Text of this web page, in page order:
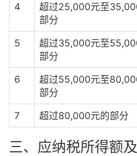
4
超过25,000元至
部分
5
超过35,000元至
部分
6
超过55,000元至
部分
7 超过80,000元的部分
三、应纳税所得额